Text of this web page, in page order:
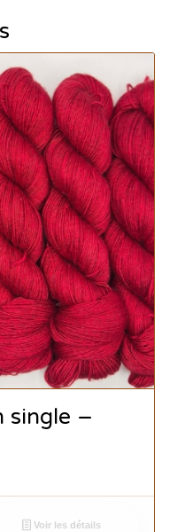
single –
Voir les détails